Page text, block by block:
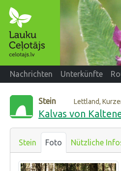
Nachrichten Unterkünfte
Stein Lettland,
Kalvas von
Stein Foto Nützliche